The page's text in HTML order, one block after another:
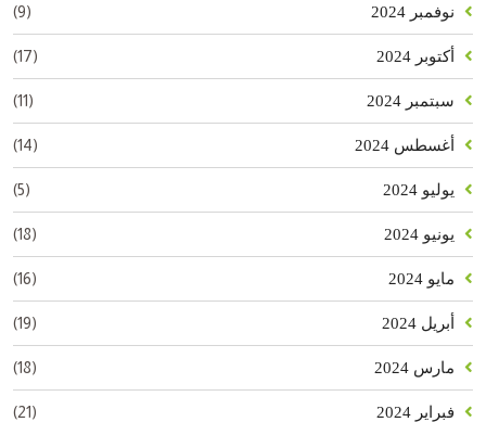
نوفمبر 2024 (9)
أكتوبر 2024 (17)
سبتمبر 2024 (11)
أغسطس 2024 (14)
يوليو 2024 (5)
يونيو 2024 (18)
مايو 2024 (16)
أبريل 2024 (19)
مارس 2024 (18)
فبراير 2024 (21)